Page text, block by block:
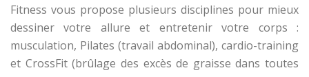
Fitness vous propose plusieurs disciplines pour mieux
dessiner votre allure et entretenir votre corps :
musculation, Pilates (travail abdominal), cardio-training
et CrossFit (brûlage des excès de graisse dans toutes